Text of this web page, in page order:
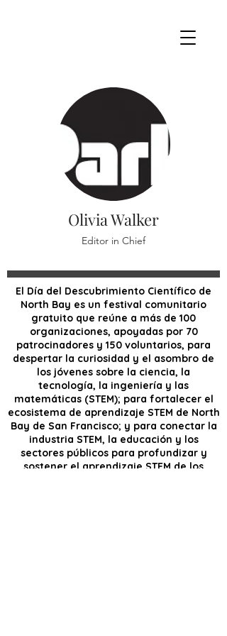
Olivia Walker
Editor in Chief
El Día del Descubrimiento Científico de
North Bay es un festival comunitario
gratuito que reúne a más de 100
organizaciones, apoyadas por 70
patrocinadores y 150 voluntarios, para
despertar la curiosidad y el asombro de
los jóvenes sobre la ciencia, la
tecnología, la ingeniería y las
matemáticas (STEM); para fortalecer el
ecosistema de aprendizaje STEM de North
Bay de San Francisco; y para conectar la
industria STEM, la educación y los
sectores públicos para profundizar y
sostener el aprendizaje STEM de los